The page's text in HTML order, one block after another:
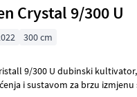
Crystal 9/300 U
300 cm
300 U dubinski kultivator, 7 zubaca sa zaštitom od
i sustavom za brzu